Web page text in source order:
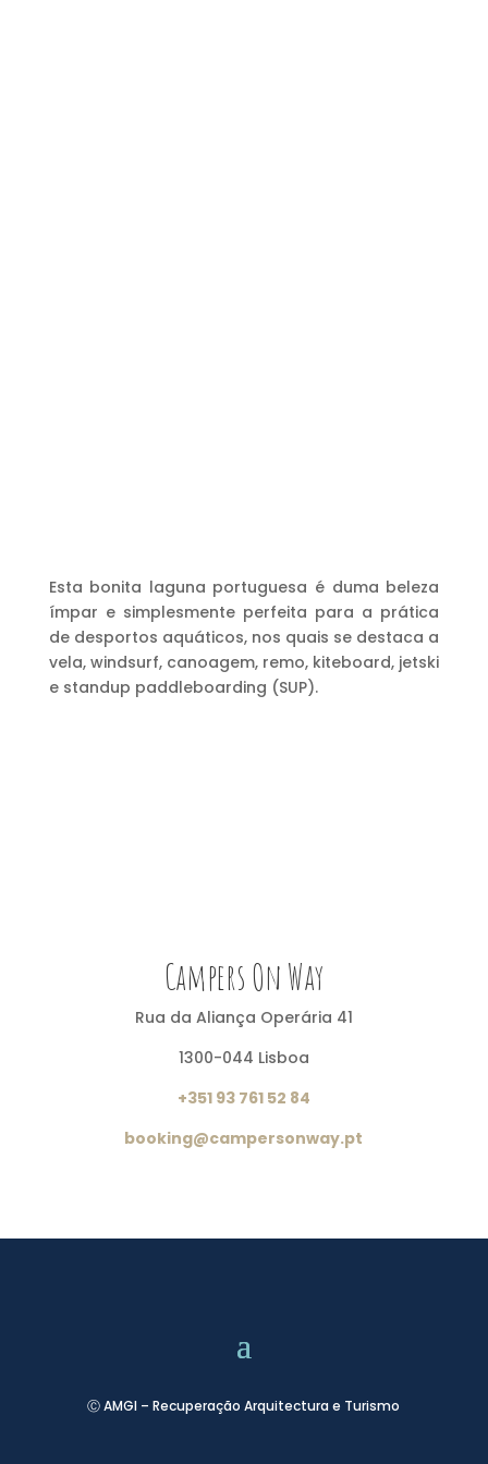
Esta bonita laguna portuguesa é duma beleza
ímpar e simplesmente perfeita para a prática
de desportos aquáticos, nos quais se destaca a
vela, windsurf, canoagem, remo, kiteboard, jetski
e standup paddleboarding (SUP).
Campers On Way
Rua da Aliança Operária 41
1300-044 Lisboa
+351 93 761 52 84
booking@campersonway.pt
Ⓒ AMGI – Recuperação Arquitectura e Turismo